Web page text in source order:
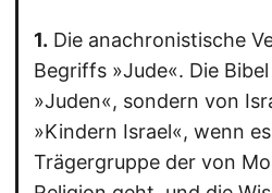
1. Die anachronistische
Begriffs »Jude«. Die
»Juden«, sondern von
»Kindern Israel«, wenn
Trägergruppe der von